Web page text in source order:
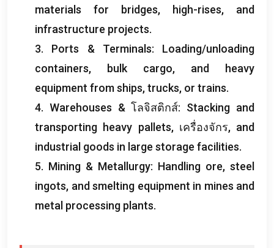
materials for bridges, high-rises, and
infrastructure projects.
3. Ports & Terminals: Loading/unloading
containers, bulk cargo, and heavy
equipment from ships,trucks, or trains.
4. Warehouses & โลจิสติกส์: Stacking and
transporting heavy pallets, เครื่องจักร, and
industrial goods in large storage facilities.
5. Mining & Metallurgy: Handling ore, steel
ingots, and smelting equipment in mines and
metal processing plants.